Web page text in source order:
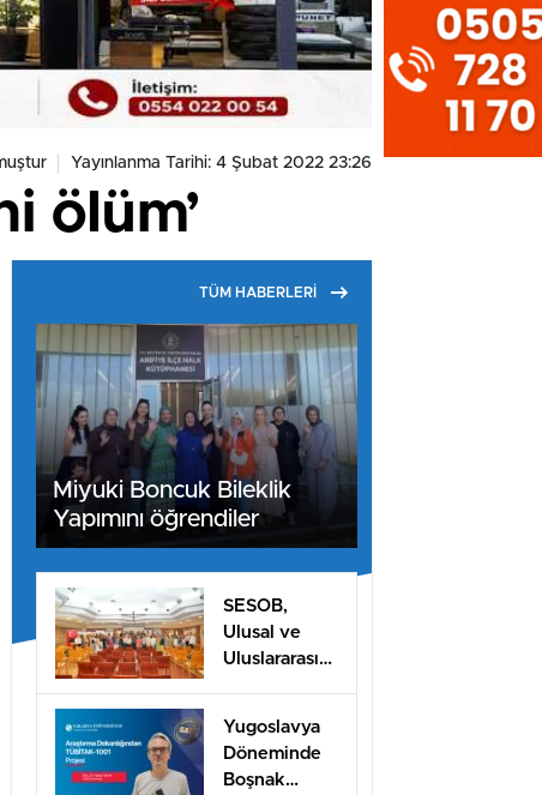
Yayınlanma Tarihi: 4 Şubat 2022 23:26
ölüm’
TÜM HABERLERİ
Miyuki Boncuk Bileklik
Yapımını öğrendiler
SESOB,
Ulusal ve
Uluslararası
Ağını
Güçlendiriyor
Yugoslavya
Döneminde
Boşnak